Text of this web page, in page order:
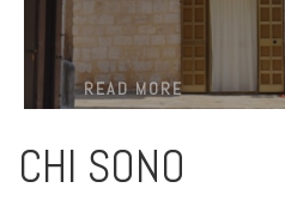
READ MORE
CHI SONO